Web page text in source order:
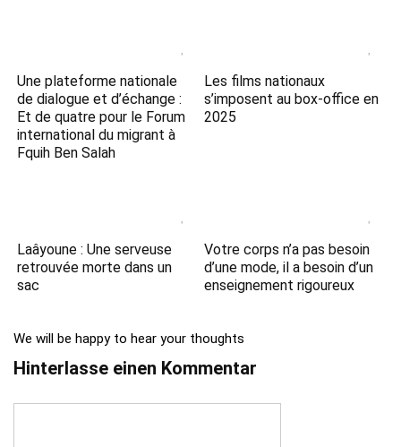
Une plateforme nationale
de dialogue et d’échange :
Et de quatre pour le Forum
international du migrant à
Fquih Ben Salah
Les films nationaux
s’imposent au box-office en
2025
Laâyoune : Une serveuse
retrouvée morte dans un
sac
Votre corps n’a pas besoin
d’une mode, il a besoin d’un
enseignement rigoureux
We will be happy to hear your thoughts
Hinterlasse einen Kommentar